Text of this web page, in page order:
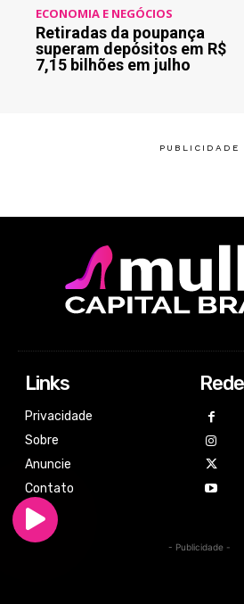
ECONOMIA E NEGÓCIOS
Retiradas da poupança
superam depósitos em R$
7,15 bilhões em julho
Links
Privacidade
Sobre
Anuncie
Contato
- Publicidade -